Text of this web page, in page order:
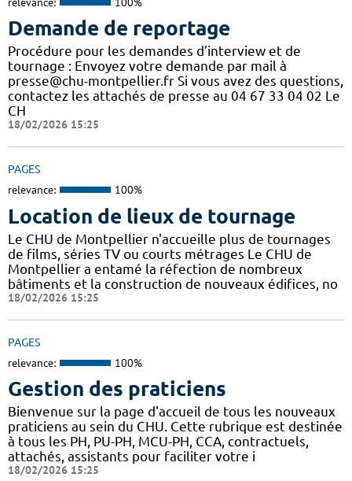
Demande de reportage
Procédure pour les demandes d’interview et de
tournage : Envoyez votre demande par mail à
presse@chu-montpellier.fr Si vous avez des questions,
contactez les attachés de presse au 04 67 33 04 02 Le
CH
18/02/2026 15:25
PAGES
relevance: 100%
Location de lieux de tournage
Le CHU de Montpellier n'accueille plus de tournages
de films, séries TV ou courts métrages Le CHU de
Montpellier a entamé la réfection de nombreux
bâtiments et la construction de nouveaux édifices, no
18/02/2026 15:25
PAGES
relevance: 100%
Gestion des praticiens
Bienvenue sur la page d'accueil de tous les nouveaux
praticiens au sein du CHU. Cette rubrique est destinée
à tous les PH, PU-PH, MCU-PH, CCA, contractuels,
attachés, assistants pour faciliter votre i
18/02/2026 15:25